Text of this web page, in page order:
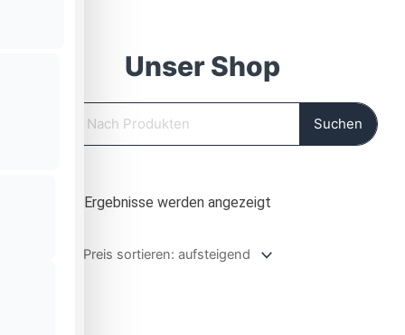
Unser Shop
Suchen
Alle 14 Ergebnisse werden angezeigt
sortiert: